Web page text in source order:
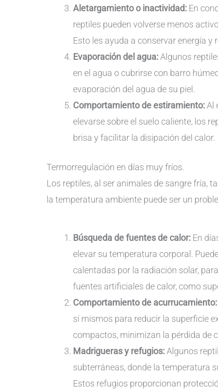
Aletargamiento o inactividad: En
reptiles pueden volverse menos
Esto les ayuda a conservar energía
Evaporación del agua: Algunos
en el agua o cubrirse con barro
evaporación del agua de su piel.
Comportamiento de estiramiento: Al
elevarse sobre el suelo caliente, los
brisa y facilitar la disipación del calor.
Termorregulación en días muy fríos.
Los reptiles, al ser animales de sangre fría,
la temperatura ambiente puede ser un
Búsqueda de fuentes de calor: En
elevar su temperatura corporal.
calentadas por la radiación solar,
fuentes artificiales de calor, como
Comportamiento de acurrucamiento:
sí mismos para reducir la superficie
compactos, minimizan la pérdida de
Madrigueras y refugios: Algunos
subterráneas, donde la temperatura
Estos refugios proporcionan